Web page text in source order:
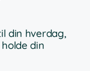
din hverdag,
din